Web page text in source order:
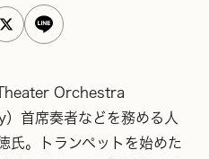
Orchestra
首席奏者などを務める人
氏。トランペットを始めた